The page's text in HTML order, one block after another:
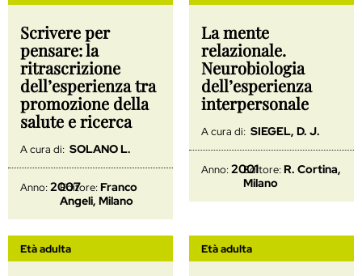
Scrivere per
pensare: la
ritrascrizione
dell’esperienza tra
promozione della
salute e ricerca
A cura di: SOLANO L.
Anno:2007
Editore:Franco
Angeli, Milano
La mente
relazionale.
Neurobiologia
dell’esperienza
interpersonale
A cura di: SIEGEL, D. J.
Anno:2001
Editore:R. Cortina,
Milano
Età adulta Età adulta